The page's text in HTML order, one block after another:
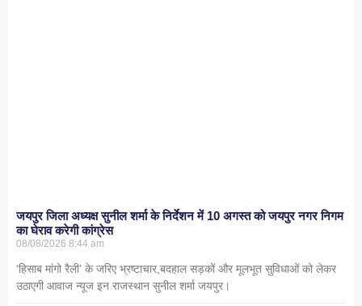
जयपुर जिला अध्यक्ष सुनील शर्मा के निर्देशन में 10 अगस्त को जयपुर नगर निगम
का घेराव करेगी कांग्रेस
08/08/2026 8:44 am
‘हिसाब मांगो रैली’ के जरिए भ्रष्टाचार,बदहाल सड़कों और मूलभूत सुविधाओं को लेकर
उठाएगी आवाज न्यूज इन राजस्थान सुनील शर्मा जयपुर।